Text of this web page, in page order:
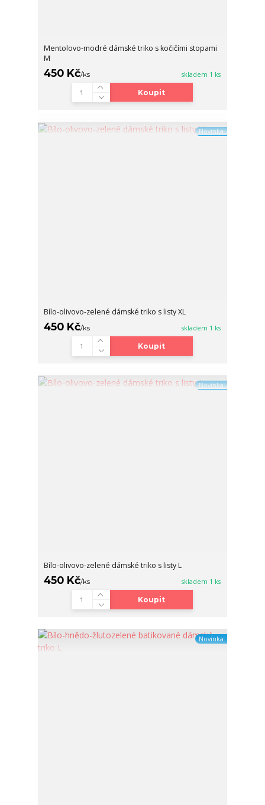
Mentolovo-modré dámské triko s kočičími stopami
M
450 Kč/ks skladem 1 ks
Koupit
Novinka
Bílo-olivovo-zelené dámské triko s listy XL
450 Kč/ks skladem 1 ks
Koupit
Novinka
Bílo-olivovo-zelené dámské triko s listy L
450 Kč/ks skladem 1 ks
Koupit
Novinka